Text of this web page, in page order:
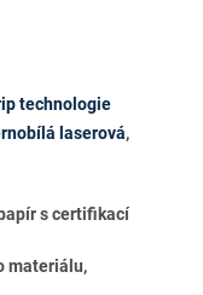
technologie
laserová,
s certifikací
materiálu,